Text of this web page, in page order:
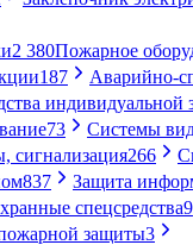
2 380Пожарное
187
Аварийно-
индивидуальной
73 Системы
сигнализация266
837 Защита
спецсредства9
защиты3